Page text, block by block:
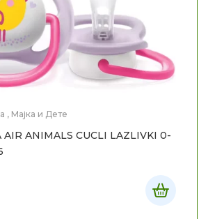
, Мајка и Дете
AIR ANIMALS CUCLI LAZLIVKI 0-